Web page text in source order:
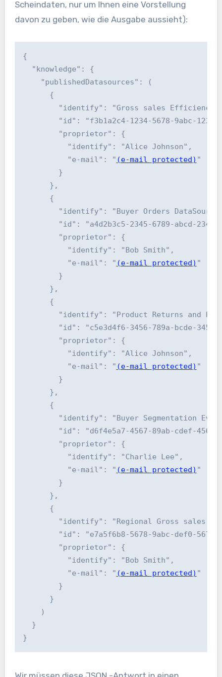
Scheindaten, nur um Ihnen eine Vorstellung
davon zu geben, wie die Ausgabe aussieht):
{
  "knowledge": {
    "publishedDatasources": (
      {
"identify": "Gross sales Efficiency
"id": "f3b1a2c4-1234-5678-9abc-
        "proprietor": {
          "identify": "Alice Johnson",
          "e-mail": "
(e-mail protected) "
        }
      },
      {
"identify": "Buyer Orders
"id": "a4d2b3c5-2345-6789-abcd-
        "proprietor": {
          "identify": "Bob Smith",
          "e-mail": "
(e-mail protected) "
        }
      },
      {
"identify": "Product Returns and
"id": "c5e3d4f6-3456-789a-bcde-
        "proprietor": {
          "identify": "Alice Johnson",
          "e-mail": "
(e-mail protected) "
        }
      },
      {
"identify": "Buyer Segmentation
"id": "d6f4e5a7-4567-89ab-cdef-
        "proprietor": {
          "identify": "Charlie Lee",
          "e-mail": "
(e-mail protected) "
        }
      },
      {
"identify": "Regional Gross sales
"id": "e7a5f6b8-5678-9abc-def0-
        "proprietor": {
          "identify": "Bob Smith",
          "e-mail": "
(e-mail protected) "
        }
      }
    )
  }
}